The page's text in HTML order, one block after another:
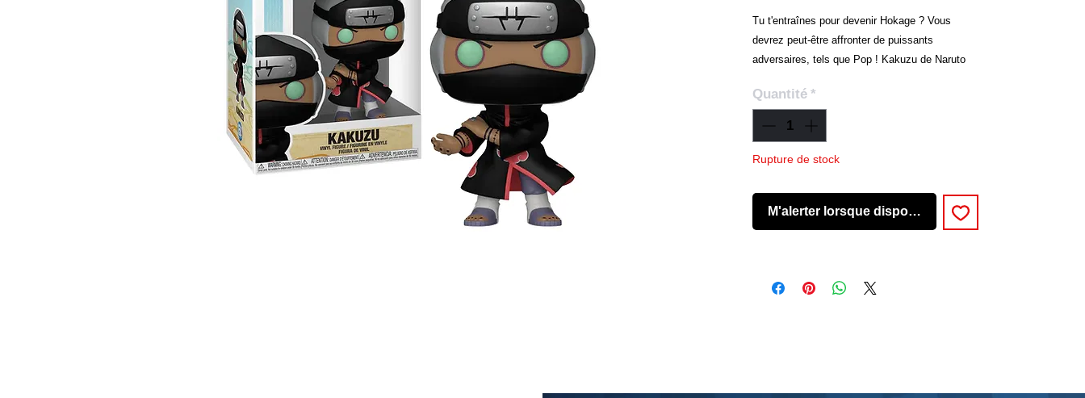
Tu t'entraînes pour devenir Hokage ? Vous
devrez peut-être affronter de puissants
adversaires, tels que Pop ! Kakuzu de Naruto
féroce et menaçant, et il est prêt à voler ton
mémorable.
Quantité *
Rupture de stock
M'alerter lorsque disponible